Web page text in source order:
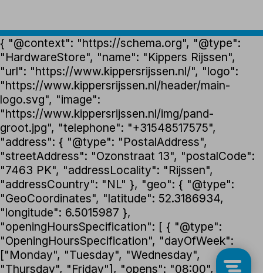
{ "@context": "https://schema.org", "@type":
"HardwareStore", "name": "Kippers Rijssen",
"url": "https://www.kippersrijssen.nl/", "logo":
"https://www.kippersrijssen.nl/header/main-
logo.svg", "image":
"https://www.kippersrijssen.nl/img/pand-
groot.jpg", "telephone": "+31548517575",
"address": { "@type": "PostalAddress",
"streetAddress": "Ozonstraat 13", "postalCode":
"7463 PK", "addressLocality": "Rijssen",
"addressCountry": "NL" }, "geo": { "@type":
"GeoCoordinates", "latitude": 52.3186934,
"longitude": 6.5015987 },
"openingHoursSpecification": [ { "@type":
"OpeningHoursSpecification", "dayOfWeek":
["Monday", "Tuesday", "Wednesday",
"Thursday", "Friday"], "opens": "08:00",